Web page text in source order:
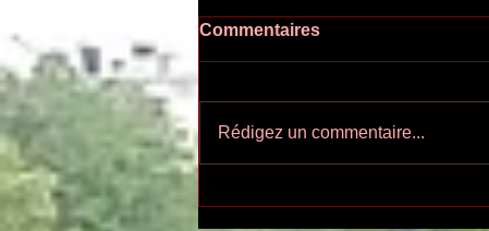
Ecoutez-voir n°55
Commentaires
Rédigez un commentaire...